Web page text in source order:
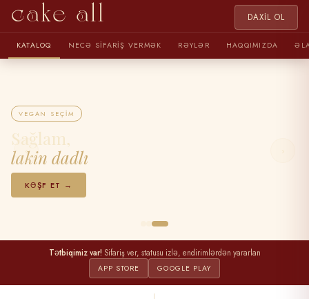
cake all DAXIL OL
KATALOQ NECƏ SIFARIŞ VERMƏK RƏYLƏR HAQQIMIZDA
VEGAN SEÇIM
Sağlam,
lakin dadlı
KƏŞF ET →
‹ ›
Tətbiqimiz var! Sifariş ver, statusu izlə, endirimlərdən yararlan
APP STORE GOOGLE PLAY